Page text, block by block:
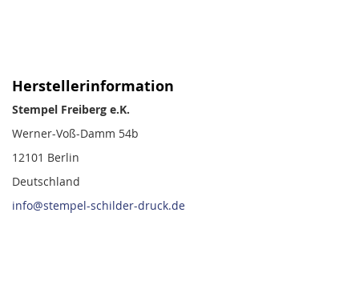
Herstellerinformation
Stempel Freiberg e.K.
Werner-Voß-Damm 54b
12101 Berlin
Deutschland
info@stempel-schilder-druck.de